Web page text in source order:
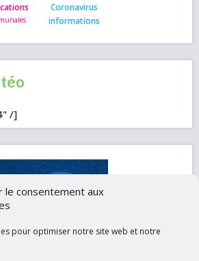
le consentement aux
pour optimiser notre site web et notre
Coronavirus
informations
/]